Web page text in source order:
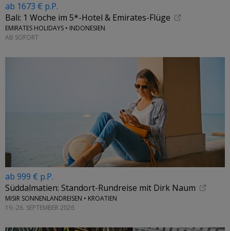
ab 1673 € p.P.
Bali: 1 Woche im 5*-Hotel & Emirates-Flüge
EMIRATES HOLIDAYS • INDONESIEN
AB SOFORT
ab 999 € p.P.
Süddalmatien: Standort-Rundreise mit Dirk Naum
MISIR SONNENLANDREISEN • KROATIEN
19.-26. SEPTEMBER 2026